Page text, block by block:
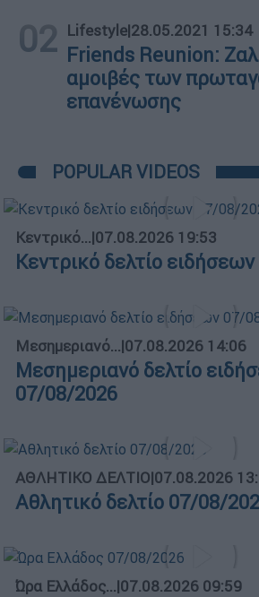
02 Lifestyle|28.05.2021 15:34
Friends Reunion:
αμοιβές των
επανένωσης
POPULAR VIDEOS
Κεντρικό...|07.08.2026 19:53
Κεντρικό δελτίο
Μεσημεριανό...|07.08.2026 14:06
Μεσημεριανό δελτίο
07/08/2026
ΑΘΛΗΤΙΚΟ ΔΕΛΤΙΟ|07.08.2026
Αθλητικό δελτίο 07/08/
Ώρα Ελλάδος...|07.08.2026 09:59